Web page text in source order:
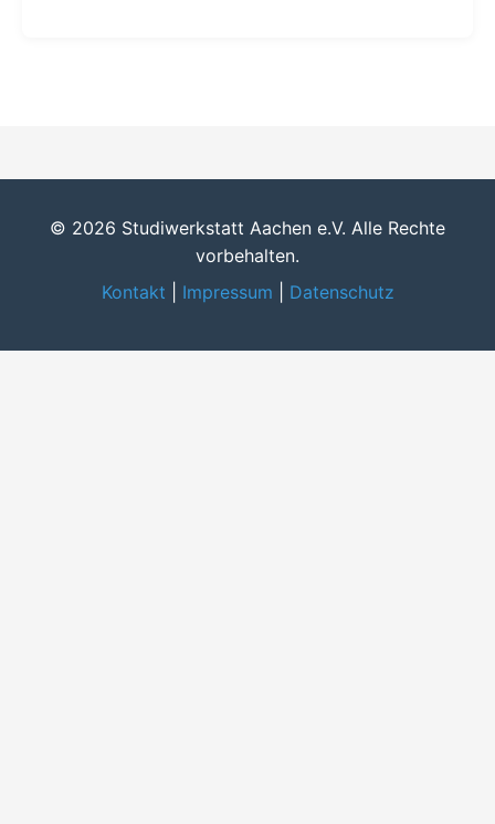
© 2026 Studiwerkstatt Aachen e.V. Alle Rechte
vorbehalten.
Kontakt
Impressum Datenschutz